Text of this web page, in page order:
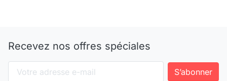
Recevez nos offres spéciales